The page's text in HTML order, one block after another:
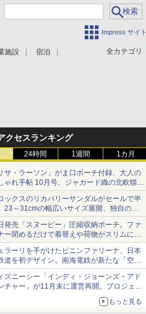
Impress サイト
全カテゴリ
施設 宿泊
クセスランキング
24時間 1週間 1カ月
サ・ラーソン」がま口ポーチ付録、大人の
ゃれ手帖 10月号。ジャカード織の北欧猫デ
ン
ックスのリカバリーサンダルがセールで半
23～31cmの幅広いサイズ展開、独自のク
ョン素材を採用
発売「スヌーピー」圧縮収納ポーチ。ファ
ー閉めるだけで着替えや荷物がスリムにま
る
ラーリを手がけたピニンファリーナ、日本
道を初デザイン。南海電鉄が新たな「空港
」をなにわ筋線へ導入
ズニーシー「インディ・ジョーンズ・アド
チャー」が11月末に運営再開。プロジェク
ンマッピングを追加、DPAは1500円
もっと見る